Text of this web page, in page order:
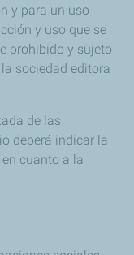
y para un uso
y uso que se
prohibido y sujeto
sociedad editora
de las
deberá indicar la
cuanto a la